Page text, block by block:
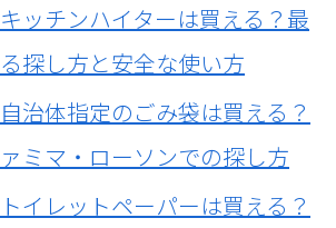
ッチンハイターは買える？最
探し方と安全な使い方
治体指定のごみ袋は買える？
ミマ・ローソンでの探し方
イレットペーパーは買える？